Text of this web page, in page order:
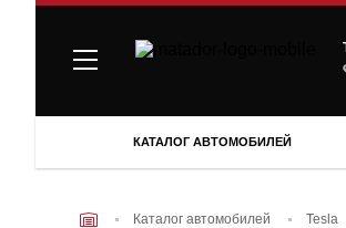
КАТАЛОГ АВТОМОБИЛЕЙ
Каталог автомобилей Tesla